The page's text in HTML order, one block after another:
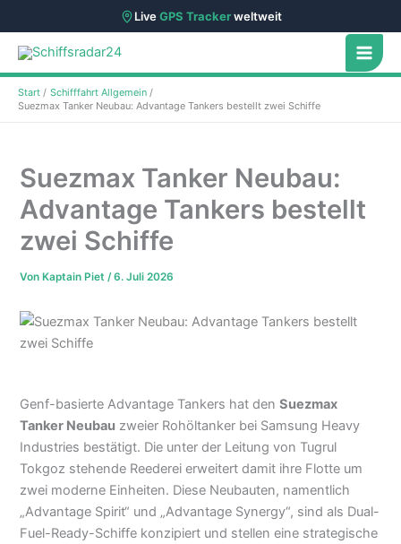
LiveGPS Trackerweltweit
Zum
Inhalt
springen
Start
Schifffahrt Allgemein
Suezmax Tanker Neubau: Advantage Tankers bestellt zwei Schiffe
Suezmax Tanker Neubau:
Advantage Tankers bestellt
zwei Schiffe
Von Kaptain Piet/6. Juli 2026
Genf-basierte Advantage Tankers hat denSuezmax
Tanker Neubau zweier Rohöltanker bei Samsung Heavy
Industries bestätigt. Die unter der Leitung von Tugrul
Tokgoz stehende Reederei erweitert damit ihre Flotte um
zwei moderne Einheiten. Diese Neubauten, namentlich
„Advantage Spirit“ und „Advantage Synergy“, sind als Dual-
Fuel-Ready-Schiffe konzipiert und stellen eine strategische